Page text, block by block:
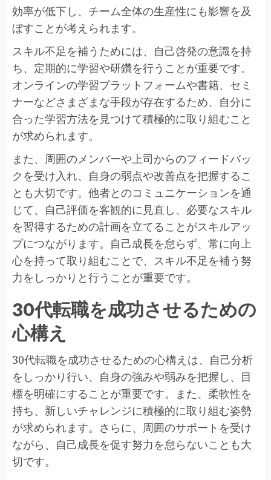
効率が低下し、チーム全体の生産性にも影響を及
ぼすことが考えられます。
スキル不足を補うためには、自己啓発の意識を持
ち、定期的に学習や研鑽を行うことが重要です。
オンラインの学習プラットフォームや書籍、セミ
ナーなどさまざまな手段が存在するため、自分に
合った学習方法を見つけて積極的に取り組むこと
が求められます。
また、周囲のメンバーや上司からのフィードバッ
クを受け入れ、自身の弱点や改善点を把握するこ
とも大切です。他者とのコミュニケーションを通
じて、自己評価を客観的に見直し、必要なスキル
を習得するための計画を立てることがスキルアッ
プにつながります。自己成長を怠らず、常に向上
心を持って取り組むことで、スキル不足を補う努
力をしっかりと行うことが重要です。
30代転職を成功させるための
心構え
30代転職を成功させるための心構えは、自己分析
をしっかり行い、自身の強みや弱みを把握し、目
標を明確にすることが重要です。また、柔軟性を
持ち、新しいチャレンジに積極的に取り組む姿勢
が求められます。さらに、周囲のサポートを受け
ながら、自己成長を促す努力を怠らないことも大
切です。